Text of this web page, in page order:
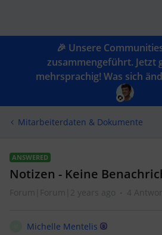
🎉 Unsere
zusammengeführt. Jetzt
mehrsprachig! Was sich
Mitarbeiterdaten & Dokumente
ANSWERED
Notizen - Keine
Forum|Forum|2 years ago 4
Michelle Mentelis